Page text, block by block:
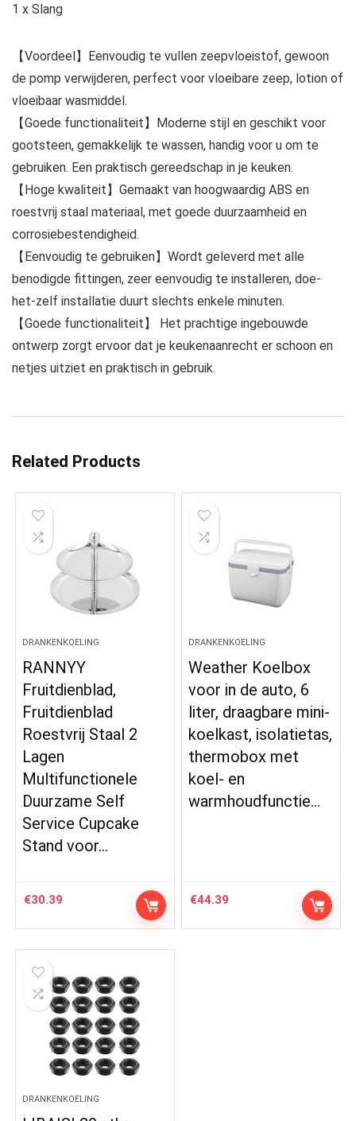
1 x Slang
【Voordeel】Eenvoudig te vullen zeepvloeistof, gewoon
de pomp verwijderen, perfect voor vloeibare zeep, lotion of
vloeibaar wasmiddel.
【Goede functionaliteit】Moderne stijl en geschikt voor
gootsteen, gemakkelijk te wassen, handig voor u om te
gebruiken. Een praktisch gereedschap in je keuken.
【Hoge kwaliteit】Gemaakt van hoogwaardig ABS en
roestvrij staal materiaal, met goede duurzaamheid en
corrosiebestendigheid.
【Eenvoudig te gebruiken】Wordt geleverd met alle
benodigde fittingen, zeer eenvoudig te installeren, doe-
het-zelf installatie duurt slechts enkele minuten.
【Goede functionaliteit】 Het prachtige ingebouwde
ontwerp zorgt ervoor dat je keukenaanrecht er schoon en
netjes uitziet en praktisch in gebruik.
Related Products
DRANKENKOELING
RANNYY
Fruitdienblad,
Fruitdienblad
Roestvrij Staal 2
Lagen
Multifunctionele
Duurzame Self
Service Cupcake
Stand voor…
€30.39
DRANKENKOELING
Weather Koelbox
voor in de auto, 6
liter, draagbare mini-
koelkast, isolatietas,
thermobox met
koel- en
warmhoudfunctie…
€44.39
DRANKENKOELING